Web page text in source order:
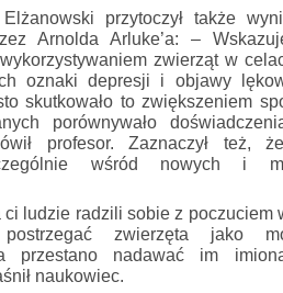
przytoczył także
Arnolda Arluke’a: –
zwierząt w
oznaki depresji i objawy
skutkowało to zwiększeniem
porównywało
profesor. Zaznaczył też,
wśród nowych i
ci ludzie radzili sobie z poczuciem
postrzegać zwierzęta jako
przestano nadawać im
naukowiec.